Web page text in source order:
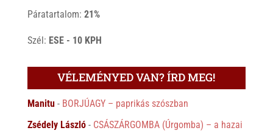
Páratartalom: 21%
Szél: ESE - 10 KPH
VÉLEMÉNYED VAN? ÍRD MEG!
Manitu- BORJÚAGY – paprikás szószban
Zsédely László- CSÁSZÁRGOMBA (Úrgomba) – a hazai